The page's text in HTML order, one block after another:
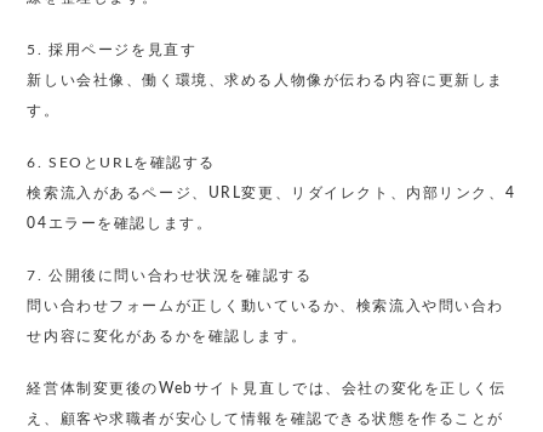
5. 採用ページを見直す
新しい会社像、働く環境、求める人物像が伝わる内容に更新しま
す。
6. SEOとURLを確認する
検索流入があるページ、URL変更、リダイレクト、内部リンク、4
04エラーを確認します。
7. 公開後に問い合わせ状況を確認する
問い合わせフォームが正しく動いているか、検索流入や問い合わ
せ内容に変化があるかを確認します。
経営体制変更後のWebサイト見直しでは、会社の変化を正しく伝
え、顧客や求職者が安心して情報を確認できる状態を作ることが